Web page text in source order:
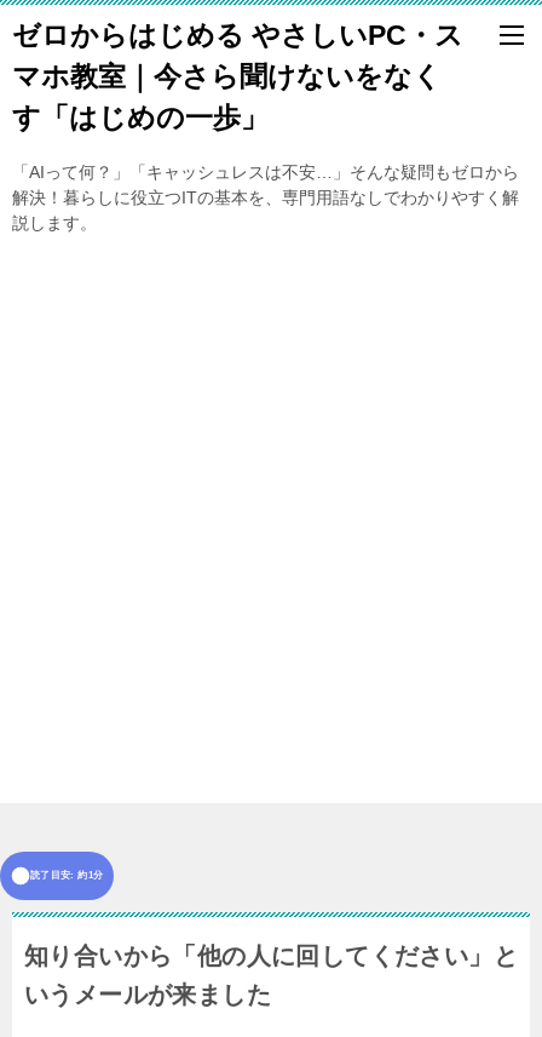
ゼロからはじめる やさしいPC・ス
マホ教室｜今さら聞けないをなく
す「はじめの一歩」
「AIって何？」「キャッシュレスは不安…」そんな疑問もゼロから
解決！暮らしに役立つITの基本を、専門用語なしでわかりやすく解
説します。
読了目安: 約1分
知り合いから「他の人に回してください」と
いうメールが来ました